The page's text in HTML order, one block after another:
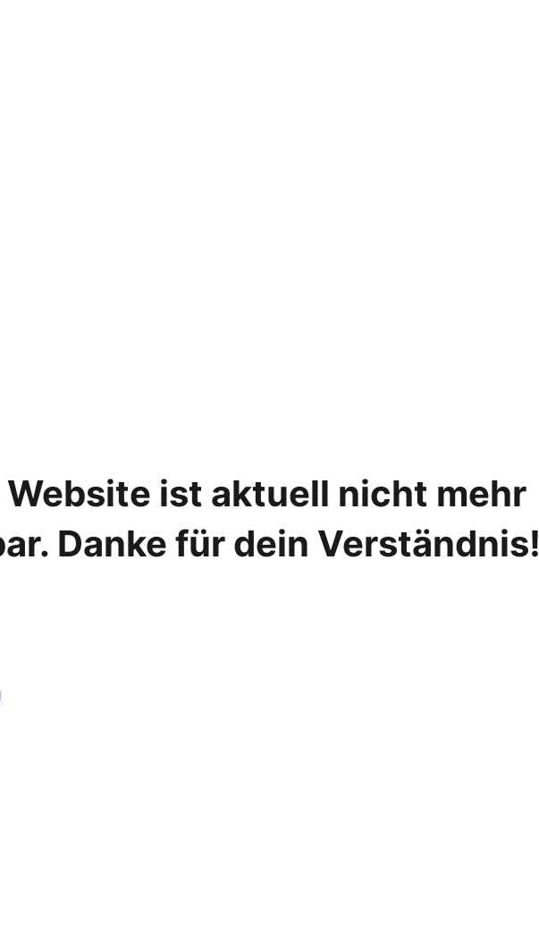
Website ist aktuell nicht mehr
Danke für dein Verständnis!